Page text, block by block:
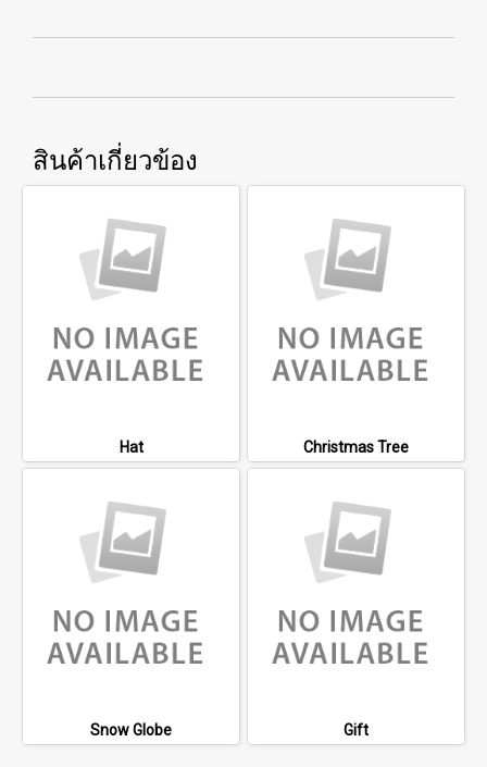
สินค้าเกี่ยวข้อง
Hat Christmas Tree
Snow Globe Gift